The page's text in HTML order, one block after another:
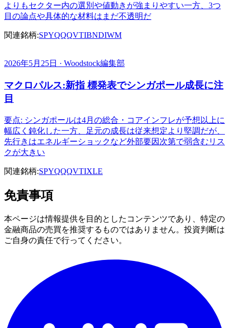
よりもセクター内の選別や値動きが強まりやすい一方、3つ
目の論点や具体的な材料はまだ不透明だ
関連銘柄:SPYQQQVTIBNDIWM
2026年5月25日 · Woodstock編集部
マクロパルス:新指 標発表でシンガポール成長に注
目
要点: シンガポールは4月の総合・コアインフレが予想以上に
幅広く鈍化した一方、足元の成長は従来想定より堅調だが、
先行きはエネルギーショックなど外部要因次第で弱含むリス
クが大きい
関連銘柄:SPYQQQVTIXLE
免責事項
本ページは情報提供を目的としたコンテンツであり、特定の
金融商品の売買を推奨するものではありません。投資判断は
ご自身の責任で行ってください。